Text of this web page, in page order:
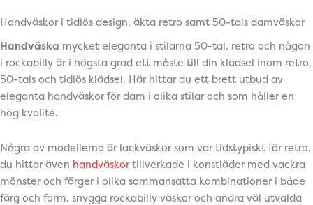
Handväskor i tidlös design, äkta retro samt 50-tals damväskor
Handväska mycket eleganta i stilarna 50-tal, retro och någon
i rockabilly är i högsta grad ett måste till din klädsel inom retro,
50-tals och tidlös klädsel. Här hittar du ett brett utbud av
eleganta handväskor för dam i olika stilar och som håller en
hög kvalité.
Några av modellerna är lackväskor som var tidstypiskt för retro,
du hittar även handväskortillverkade i konstläder med vackra
mönster och färger i olika sammansatta kombinationer i både
färg och form. snygga rockabilly väskor och andra väl utvalda